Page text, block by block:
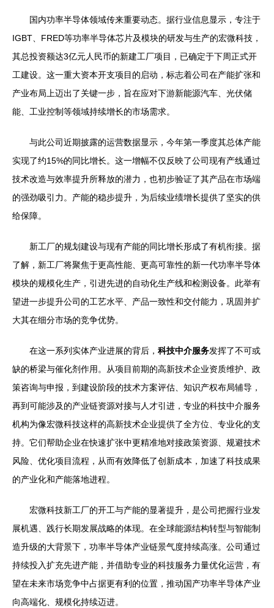
国内功率半导体领域传来重要动态。据行业信息显示，专注于
IGBT、FRED等功率半导体芯片及模块的研发与生产的宏微科技，
其总投资额达3亿元人民币的新建工厂项目，已确定于下周正式开
工建设。这一重大资本开支项目的启动，标志着公司在产能扩张和
产业布局上迈出了关键一步，旨在应对下游新能源汽车、光伏储
能、工业控制等领域持续增长的市场需求。
与此公司近期披露的运营数据显示，今年第一季度其总体产能
实现了约15%的同比增长。这一增幅不仅反映了公司现有产线通过
技术改造与效率提升所释放的潜力，也初步验证了其产品在市场端
的强劲吸引力。产能的稳步提升，为后续业绩增长提供了坚实的供
给保障。
新工厂的规划建设与现有产能的同比增长形成了有机衔接。据
了解，新工厂将聚焦于更高性能、更高可靠性的新一代功率半导体
模块的规模化生产，引进先进的自动化生产线和检测设备。此举有
望进一步提升公司的工艺水平、产品一致性和交付能力，巩固并扩
大其在细分市场的竞争优势。
在这一系列实体产业进展的背后， 科技中介服务发挥了不可或
缺的桥梁与催化剂作用。从项目前期的高新技术企业资质维护、政
策咨询与申报，到建设阶段的技术方案评估、知识产权布局辅导，
再到可能涉及的产业链资源对接与人才引进，专业的科技中介服务
机构为像宏微科技这样的高新技术企业提供了全方位、专业化的支
持。它们帮助企业在快速扩张中更精准地对接政策资源、规避技术
风险、优化项目流程，从而有效降低了创新成本，加速了科技成果
的产业化和产能落地进程。
宏微科技新工厂的开工与产能的显著提升，是公司把握行业发
展机遇、践行长期发展战略的体现。在全球能源结构转型与智能制
造升级的大背景下，功率半导体产业链景气度持续高涨。公司通过
持续投入扩充先进产能，并借助专业的科技服务力量优化运营，有
望在未来市场竞争中占据更有利的位置，推动国产功率半导体产业
向高端化、规模化持续迈进。